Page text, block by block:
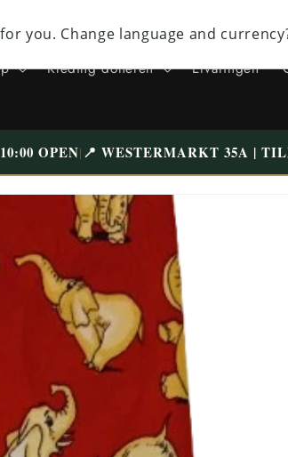
PARKEREN
Kleding doneren Ervaringen
OPEN| 📍 WESTERMARKT 35A |